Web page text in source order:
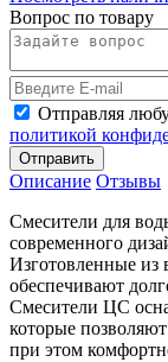
Вопрос по товару
Отправляя
политикой
Отправить
Описание Отзывы
Смесители для
современного
Изготовленные из
обеспечивают
Смесители ЦС
которые
при этом